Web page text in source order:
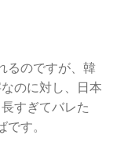
るのですが、韓
のに対し、日本
すぎてバレた
す。